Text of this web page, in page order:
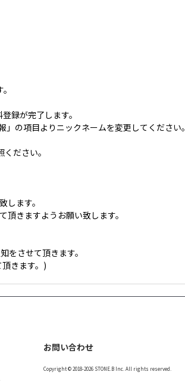
録が完了します。
の項目よりニックネームを変更してください。
ださい。
ます。
きますようお願い致します。
させて頂きます。
きます。)
お問い合わせ
Copyright © 2018-2026 STONE.B Inc. All rights reserved.